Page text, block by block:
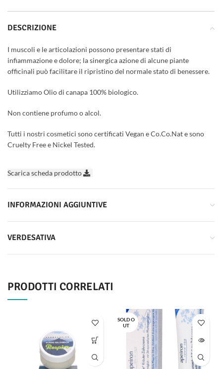
DESCRIZIONE
I muscoli e le articolazioni possono presentare stati di
infiammazione e dolore; la sinergica azione di alcune piante
officinali può facilitare il ripristino del normale stato di benessere.
Utilizziamo Olio di canapa 100% biologico.
Non contiene profumo o alcol.
Tutti i nostri cosmetici sono certificati Vegan e Co.Co.Nat e sono
Cruelty Free e Nickel Tested.
Scarica scheda prodotto
INFORMAZIONI AGGIUNTIVE
VERDESATIVA
PRODOTTI CORRELATI
SOLD O
UT